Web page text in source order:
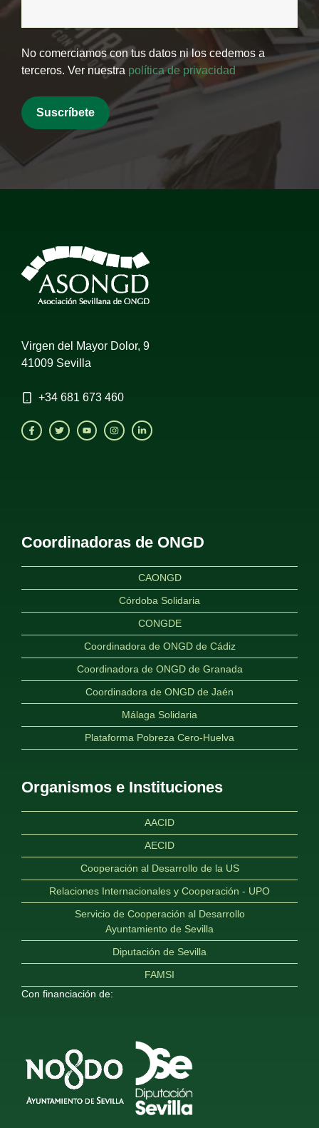
No comerciamos con tus datos ni los cedemos a
terceros. Ver nuestra política de privacidad
Virgen del Mayor Dolor, 9
41009 Sevilla
+34 681 673 460
Coordinadoras de ONGD
CAONGD
Córdoba Solidaria
CONGDE
Coordinadora de ONGD de Cádiz
Coordinadora de ONGD de Granada
Coordinadora de ONGD de Jaén
Málaga Solidaria
Plataforma Pobreza Cero-Huelva
Organismos e Instituciones
AACID
AECID
Cooperación al Desarrollo de la US
Relaciones Internacionales y Cooperación - UPO
Servicio de Cooperación al Desarrollo
Ayuntamiento de Sevilla
Diputación de Sevilla
FAMSI
Con financiación de: